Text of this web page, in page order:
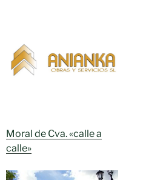
Moral de Cva. «calle a
calle»